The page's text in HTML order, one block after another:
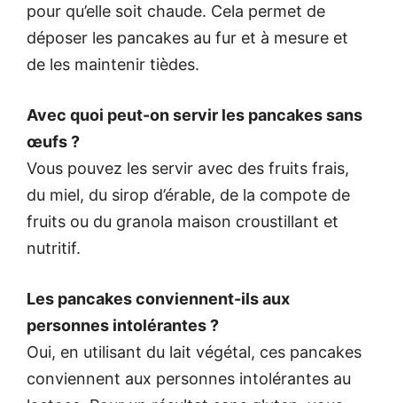
pour qu’elle soit chaude. Cela permet de
déposer les pancakes au fur et à mesure et
de les maintenir tièdes.
Avec quoi peut-on servir les pancakes sans
œufs ?
Vous pouvez les servir avec des fruits frais,
du miel, du sirop d’érable, de la compote de
fruits ou du granola maison croustillant et
nutritif.
Les pancakes conviennent-ils aux
personnes intolérantes ?
Oui, en utilisant du lait végétal, ces pancakes
conviennent aux personnes intolérantes au